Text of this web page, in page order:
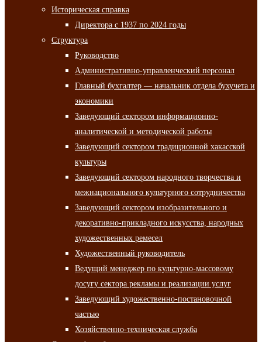
Историческая справка
Директора с 1937 по 2024 годы
Структура
Руководство
Административно-управленческий персонал
Главный бухгалтер — начальник отдела бухучета и
экономики
Заведующий сектором информационно-
аналитической и методической работы
Заведующий сектором традиционной хакасской
культуры
Заведующий сектором народного творчества и
межнационального культурного сотрудничества
Заведующий сектором изобразительного и
декоративно-прикладного искусства, народных
художественных ремесел
Художественный руководитель
Ведущий менеджер по культурно-массовому
досугу сектора рекламы и реализации услуг
Заведующий художественно-постановочной
частью
Хозяйственно-техническая служба